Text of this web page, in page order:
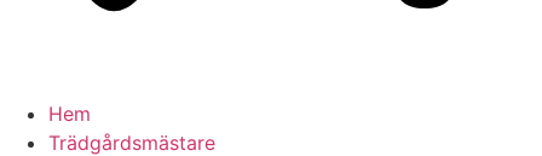
Hem
Trädgårdsmästare